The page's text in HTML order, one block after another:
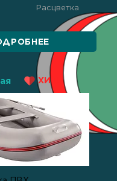
Расцветка
ХИТ!